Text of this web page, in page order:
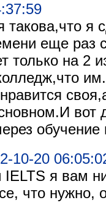
такова,что я
еще раз
только на 2
обучение
10-20
я вам
что нужно,